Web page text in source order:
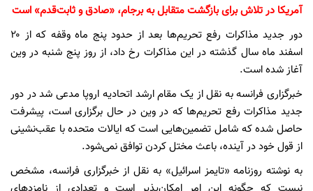
آمریکا در تلاش برای بازگشت متقابل به برجام، «صادق و ثابت‌قدم» است
دور جدید مذاکرات رفع تحریم‌ها بعد از حدود پنج ماه وقفه‌ که از ۲۰
اسفند ماه سال گذشته در این مذاکرات رخ داد، از روز پنج شنبه در وین
آغاز شده است.
خبرگزاری فرانسه به نقل از یک مقام ارشد اتحادیه اروپا مدعی شد در دور
جدید مذاکرات رفع تحریم‌ها که در وین در حال برگزاری است، پیشرفت
حاصل شده که شامل تضمین‌هایی است که ایالات متحده با عقب‌نشینی
از قول خود در آینده، باعث مختل کردن توافق نمی‌شود.
به نوشته روزنامه «تایمز اسرائیل» به نقل از خبرگزاری فرانسه، مشخص